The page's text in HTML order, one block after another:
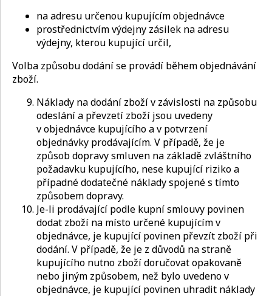
na adresu určenou kupujícím objednávce
prostřednictvím výdejny zásilek na adresu
výdejny, kterou kupující určil,
Volba způsobu dodání se provádí během objednávání
zboží.
Náklady na dodání zboží v závislosti na způsobu
odeslání a převzetí zboží jsou uvedeny
v objednávce kupujícího a v potvrzení
objednávky prodávajícím. V případě, že je
způsob dopravy smluven na základě zvláštního
požadavku kupujícího, nese kupující riziko a
případné dodatečné náklady spojené s tímto
způsobem dopravy.
Je-li prodávající podle kupní smlouvy povinen
dodat zboží na místo určené kupujícím v
objednávce, je kupující povinen převzít zboží při
dodání. V případě, že je z důvodů na straně
kupujícího nutno zboží doručovat opakovaně
nebo jiným způsobem, než bylo uvedeno v
objednávce, je kupující povinen uhradit náklady